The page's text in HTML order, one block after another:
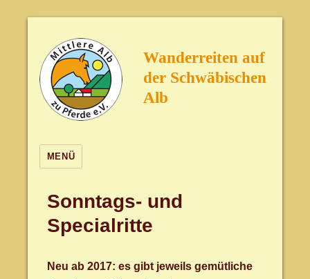
Wanderreiten auf
der Schwäbischen
Alb
MENÜ
Sonntags- und
Specialritte
Neu ab 2017: es gibt jeweils gemütliche